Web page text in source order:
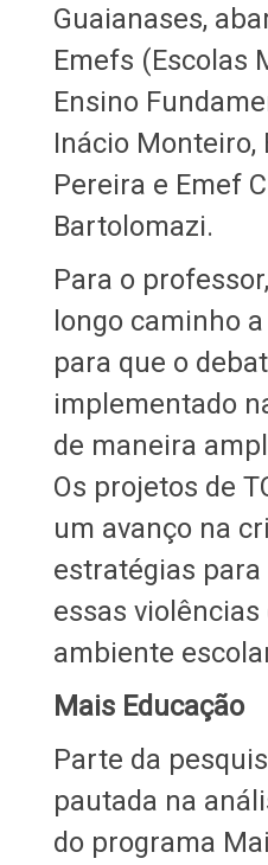
Guaianases,
Emefs (Escolas
Ensino
Inácio
Pereira e Emef
Bartolomazi.
Para o
longo caminho
para que o
implementado
de maneira
Os projetos de
um avanço na
estratégias
essas
ambiente
Mais Educação
Parte da
pautada na
do programa